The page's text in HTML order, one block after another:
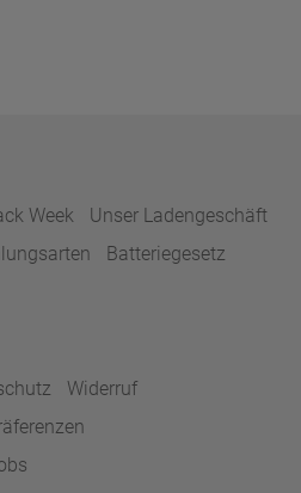
Week
Unser Ladengeschäft
Batteriegesetz
Widerruf